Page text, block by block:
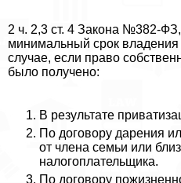
2 ч. 2,3 ст. 4 Закона №382-ФЗ,
минимальный срок владения
случае, если право
было получено:
В результате
По договору дарения
от члeна семьи или
налогоплательщика.
По договору